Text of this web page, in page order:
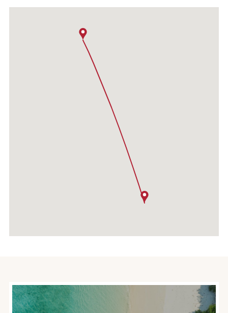
SAS
New York, San Francisco, Washington DC och Toronto. Från
dessa städer finns anslutande flyg till ett 100-tal städer i
Nordamerika. Anslutningar sker inom Nordamerika med
Delta Airlines. Atlantflygen avgår från Stockholm och
Köpenhamn och i vissa fall Oslo. Det finns anslutningspriser
från flera städer i Sverige till Stockholm eller Köpenhamn.
På atlantlinjerna ingår måltider samt ett fritt incheckat
Lufthansa/Swiss/Brussels Airlines/Austrian
Airlines/United Airlines/Air Canada
Dessa fem flygbolag samarbetar intimt och man kan flyga
ett flygbolag på utresan och ett annat på hemvägen. Över
Atlanten är Lufthansa dominanten och har goda
anslutningar från Stockholm, Göteborg och Köpenhamn till
sina transferpunkter i Tyskland, Frankfurt, München och
Düsseldorf varifrån man flyger direkt till ett 25-tal städer i
flyger via Zürich och United och Air Canada flyger från flera
dotterbolag Discover Airlines som har begränsad service
ombord och där viss service kan vara avgiftsbelagd. På